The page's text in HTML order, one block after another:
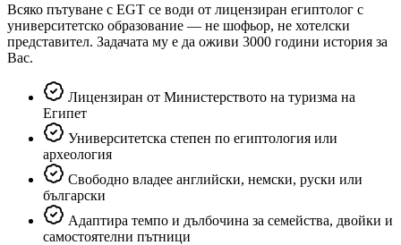
Всяко пътуване с EGT се води от лицензиран египтолог с
университетско образование — не шофьор, не хотелски
представител. Задачата му е да оживи 3000 години история за
Вас.
Лицензиран от Министерството на туризма на
Египет
Университетска степен по египтология или
археология
Свободно владее английски, немски, руски или
български
Адаптира темпо и дълбочина за семейства, двойки и
самостоятелни пътници